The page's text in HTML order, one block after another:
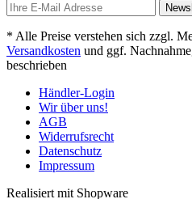
* Alle Preise verstehen sich zzgl.
Versandkosten und ggf.
beschrieben
Händler-Login
Wir über uns!
AGB
Widerrufsrecht
Datenschutz
Impressum
Realisiert mit Shopware